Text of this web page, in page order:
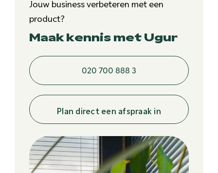
Jouw business verbeteren met een
product?
Maak kennis met Ugur
020 700 888 3
Plan direct een afspraak in